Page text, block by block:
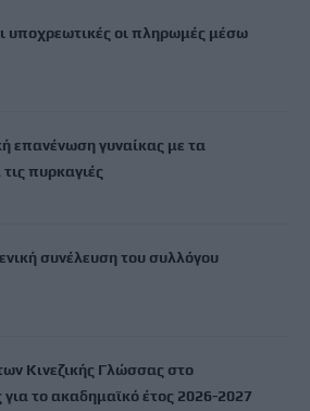
υποχρεωτικές οι πληρωμές μέσω
επανένωση γυναίκας με τα
πυρκαγιές
συνέλευση του συλλόγου
Κινεζικής Γλώσσας στο
το ακαδημαϊκό έτος 2026-2027